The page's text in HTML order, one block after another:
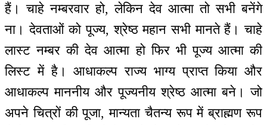
हैं। चाहे नम्बरवार हो, लेकिन देव आत्मा तो सभी बनेंगे
ना। देवताओं को पूज्य, श्रेष्ठ महान सभी मानते हैं। चाहे
लास्ट नम्बर की देव आत्मा हो फिर भी पूज्य आत्मा की
लिस्ट में है। आधाकल्प राज्य भाग्य प्राप्त किया और
आधाकल्प माननीय और पूज्यनीय श्रेष्ठ आत्मा बने। जो
अपने चित्रों की पूजा, मान्यता चैतन्य रूप में ब्राह्मण रूप